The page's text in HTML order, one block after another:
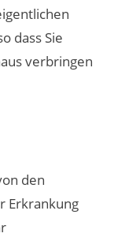
dass Sie
verbringen
den
Erkrankung